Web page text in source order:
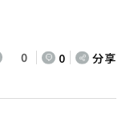
0 0 分享